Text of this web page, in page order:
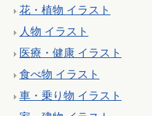
花・植物 イラスト
人物 イラスト
医療・健康 イラスト
食べ物 イラスト
車・乗り物 イラスト